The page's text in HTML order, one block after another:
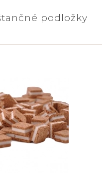
podložky